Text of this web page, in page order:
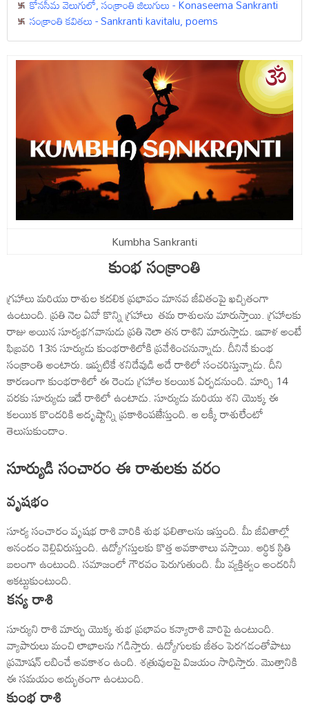
కోనసీమ వెలుగులో, సంక్రాంతి జిలుగులు - Konaseema Sankranti
సంక్రాంతి కవితలు - Sankranti kavitalu, poems
Kumbha Sankranti
కుంభ సంక్రాంతి
గ్రహాలు మరియు రాశుల కదలిక ప్రభావం మానవ జీవితంపై ఖచ్చితంగా
ఉంటుంది. ప్రతి నెల ఏవో కొన్ని గ్రహాలు తమ రాశులను మారుస్తాయి. గ్రహాలకు
రాజు అయిన సూర్యభగవానుడు ప్రతి నెలా తన రాశిని మారుస్తాడు. ఇవాళ అంటే
ఫిబ్రవరి 13న సూర్యుడు కుంభరాశిలోకి ప్రవేశించనున్నాడు. దీనినే కుంభ
సంక్రాంతి అంటారు. ఇప్పటికే శనిదేవుడి అదే రాశిలో సంచరిస్తున్నాడు. దీని
కారణంగా కుంభరాశిలో ఈ రెండు గ్రహాల కలయిక ఏర్పడనుంది. మార్చి 14
వరకు సూర్యుడు ఇదే రాశిలో ఉంటాడు. సూర్యుడు మరియు శని యొక్క ఈ
కలయిక కొందరికి అదృష్టాన్ని ప్రకాశింపజేస్తుంది. ఆ లక్కీ రాశులేంటో
తెలుసుకుందాం.
సూర్యుడి సంచారం ఈ రాశులకు వరం
వృషభం
సూర్య సంచారం వృషభ రాశి వారికి శుభ ఫలితాలను ఇస్తుంది. మీ జీవితాల్లో
ఆనందం వెల్లివిరుస్తుంది. ఉద్యోగస్తులకు కొత్త అవకాశాలు వస్తాయి. ఆర్థిక స్థితి
బలంగా ఉంటుంది. సమాజంలో గౌరవం పెరుగుతుంది. మీ వ్యక్తిత్వం అందరినీ
ఆకట్టుకుంటుంది.
కన్య రాశి
సూర్యుని రాశి మార్పు యొక్క శుభ ప్రభావం కన్యారాశి వారిపై ఉంటుంది.
వ్యాపారులు మంచి లాభాలను గడిస్తారు. ఉద్యోగులకు జీతం పెరగడంతోపాటు
ప్రమోషన్ లబించే అవకాశం ఉంది. శత్రువులపై విజయం సాధిస్తారు. మెుత్తానికి
ఈ సమయం అద్భుతంగా ఉంటుంది.
కుంభ రాశి